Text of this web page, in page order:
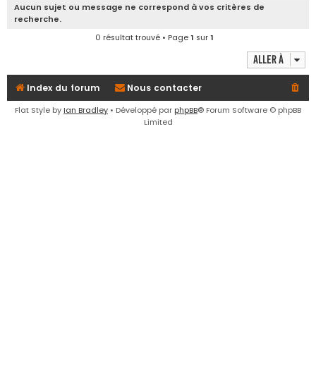
e
Aucun sujet ou message ne correspond à vos critères de
recherche.
0 résultat trouvé • Page1 sur1
Aller à
Index du forum Nous contacter
Flat Style by Ian Bradley • Développé par phpBB® Forum Software © phpBB
Limited